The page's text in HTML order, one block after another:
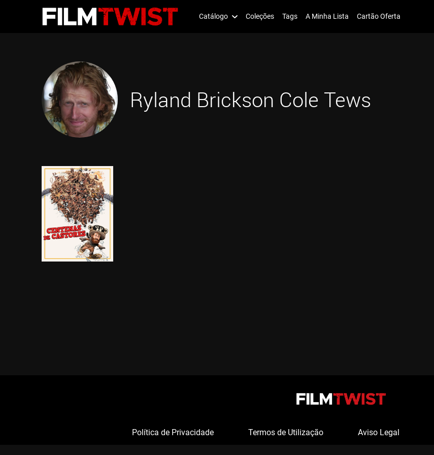
Catálogo Coleções Tags A Minha Lista Cartão Oferta
Ryland Brickson Cole Tews
Política de Privacidade Termos de Utilização Aviso Legal